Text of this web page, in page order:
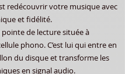
redécouvrir votre musique avec
et fidélité.
de lecture située à
phono. C’est lui qui entre en
du disque et transforme les
en signal audio.